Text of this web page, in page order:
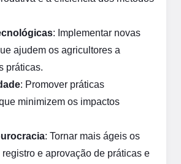
: Implementar novas
ajudem os agricultores a
práticas.
: Promover práticas
minimizem os impactos
: Tornar mais ágeis os
e aprovação de práticas e